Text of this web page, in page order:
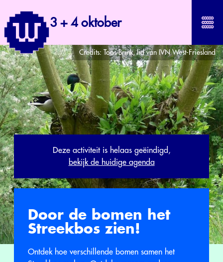
3 + 4 oktober
Credits: Toos Brink, lid van IVN West-Friesland
Deze activiteit is helaas geëindigd,
bekijk de huidige agenda
Door de bomen het
Streekbos zien!
Ontdek hoe verschillende bomen samen het